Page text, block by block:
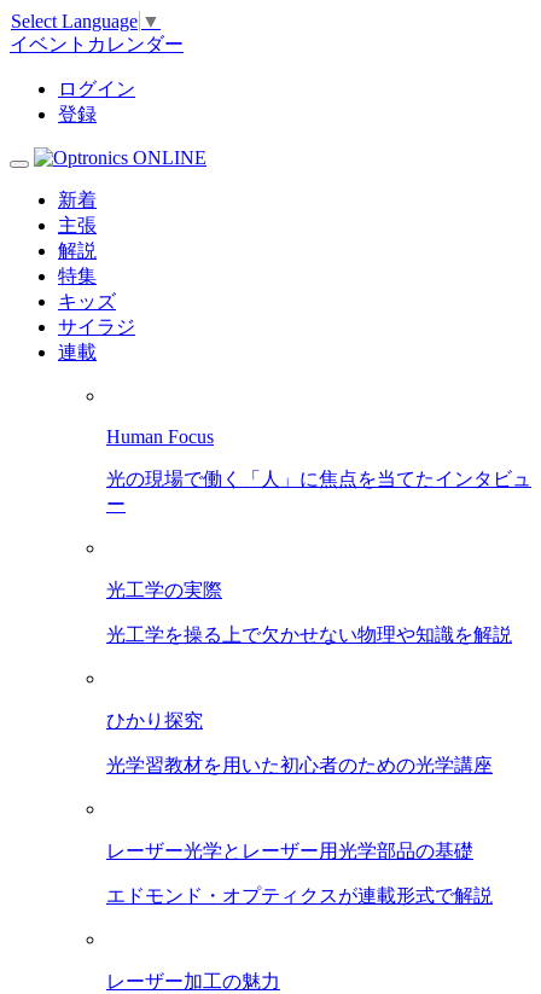
Select Language ▼
イベントカレンダー
ログイン
登録
新着
主張
解説
特集
キッズ
サイラジ
連載
Human Focus
光の現場で働く「人」に焦点を当てたインタビュ
ー
光工学の実際
光工学を操る上で欠かせない物理や知識を解説
ひかり探究
光学習教材を用いた初心者のための光学講座
レーザー光学とレーザー用光学部品の基礎
エドモンド・オプティクスが連載形式で解説
レーザー加工の魅力